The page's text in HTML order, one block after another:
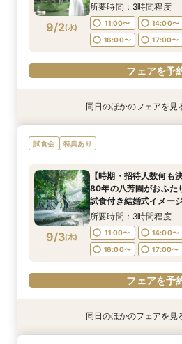
16:00〜 17:00〜
フェアを予
16:00〜 17:00〜
フェアを予
9/2(水)
いただける特別試食会
所要時間：3時間程度
11:00〜
14:00〜
16:00〜
17:00〜
フェアを予
特典あり
9/2(水)
【ご結婚が決まったば
顔合わせ」から結婚式
&絶品ローストビーフ
所要時間：3時間程度
11:00〜
14:00〜
16:00〜
17:00〜
フェアを予
特典あり
9/2(水)
【時期・招待人数何も決
80年の八芳園がおふた
所要時間：3時間程度
11:00〜
14:00〜
16:00〜
17:00〜
フェアを予
同日のほかのフェアを見
試食会 特典あり
9/3(木)
【時期・招待人数何も決
80年の八芳園がおふた
試食付き結婚式イメー
所要時間：3時間程度
11:00〜
14:00〜
16:00〜
17:00〜
フェアを予
特典あり
特典あり同日のほかのフェアを見